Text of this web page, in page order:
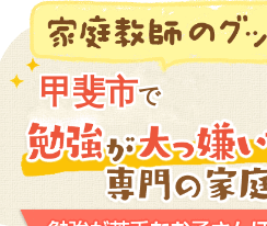
甲斐市で